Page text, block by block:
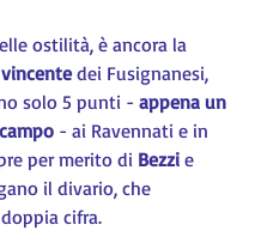
ostilità, è ancora la
dei Fusignanesi,
solo 5 punti - appena un
- ai Ravennati e in
per merito di Bezzi e
il divario, che
cifra.